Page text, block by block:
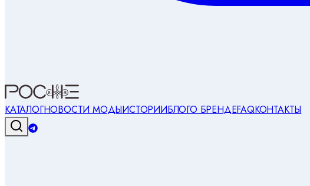
КАТАЛОГНОВОСТИ МОДЫИСТОРИИБЛОГО БРЕНДЕFAQКОНТАКТЫ